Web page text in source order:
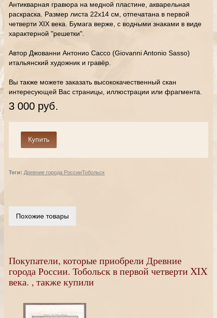
Антикварная гравюра на медной пластине, акварельная
раскраска. Размер листа 22х14 см, отпечатана в первой
четверти XIX века. Бумага верже, с водными знаками в виде
характерной "решетки".
Автор Джованни Антонио Сассо (Giovanni Antonio Sasso)
итальянский художник и гравёр.
Вы также можете заказать высококачественный скан
интересующей Вас страницы, иллюстрации или фрагмента.
3 000 руб.
Теги: Древние города РоссииТобольск
Похожие товары
Покупатели, которые приобрели Древние
города России. Тобольск в первой четверти XIX
века. , также купили